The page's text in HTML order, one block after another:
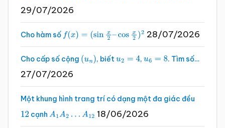
29/07/2026
Cho hàm số f(x)=(sinx2 –cosx2 )2 28/07/2026
Cho cấp số cộng (un), biếtu2 =4 , u6 =8 . Tìm số…
27/07/2026
Một khung hình trang trí có dạng một đa giác đều
12 cạnh A1A2…A 12 18/06/2026